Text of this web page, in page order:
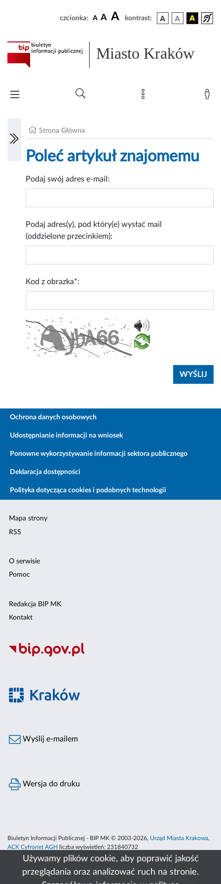
Używamy plików cookie, aby poprawić jakość
przeglądania oraz analizować ruch na stronie.
czcionka: A A A kontrast:
Miasto Kraków
Strona Główna
Poleć artykuł znajomemu
Podaj swój adres e-mail:
Podaj adres(y), pod który(e) wysłać mail
(oddzielone przecinkiem):
Kod z obrazka*:
Ochrona danych osobowych
Udostępnianie informacji na wniosek
Ponowne wykorzystywanie informacji sektora publicznego
Deklaracja dostępności
Polityka dotycząca cookies i podobnych technologii
Mapa strony
RSS
O serwisie
Pomoc
Redakcja BIP MK
Kontakt
Wyślij e-mailem
Wersja do druku
Biuletyn Informacji Publicznej - BIP MK © 2003-2026, Urząd Miasta Krakowa,
ACK Cyfronet AGH
liczba wyświetleń: 231840732